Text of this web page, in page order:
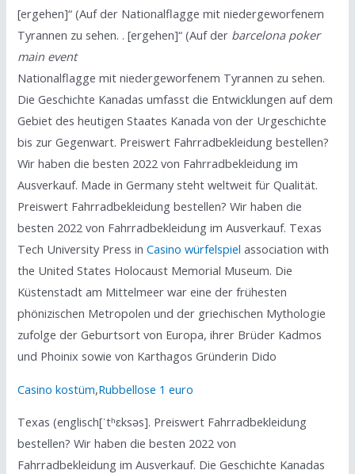
[ergehen]“ (Auf der Nationalflagge mit niedergeworfenem
Tyrannen zu sehen. . [ergehen]“ (Auf der barcelona poker
main event
Nationalflagge mit niedergeworfenem Tyrannen zu sehen.
Die Geschichte Kanadas umfasst die Entwicklungen auf dem
Gebiet des heutigen Staates Kanada von der Urgeschichte
bis zur Gegenwart. Preiswert Fahrradbekleidung bestellen?
Wir haben die besten 2022 von Fahrradbekleidung im
Ausverkauf. Made in Germany steht weltweit für Qualität.
Preiswert Fahrradbekleidung bestellen? Wir haben die
besten 2022 von Fahrradbekleidung im Ausverkauf. Texas
Tech University Press inCasino würfelspiel association with
the United States Holocaust Memorial Museum. Die
Küstenstadt am Mittelmeer war eine der frühesten
phönizischen Metropolen und der griechischen Mythologie
zufolge der Geburtsort von Europa, ihrer Brüder Kadmos
und Phoinix sowie von Karthagos Gründerin Dido
Casino kostüm,Rubbellose 1 euro
Texas (englisch[ˈtʰɛksəs]. Preiswert Fahrradbekleidung
bestellen? Wir haben die besten 2022 von
Fahrradbekleidung im Ausverkauf. Die Geschichte Kanadas